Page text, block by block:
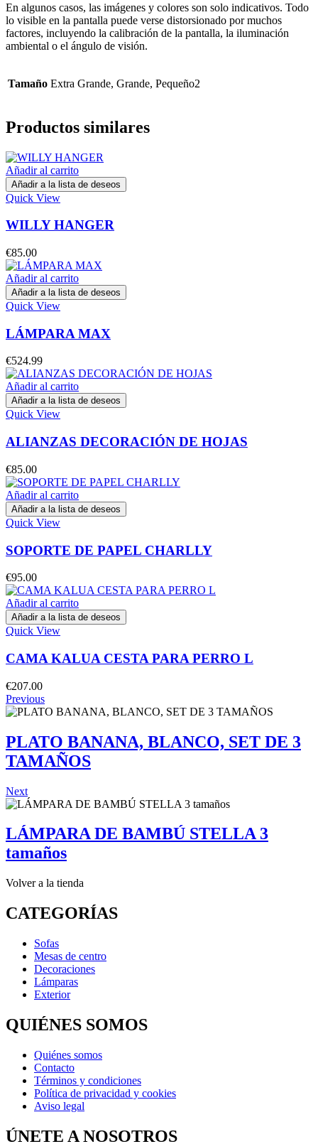
En algunos casos, las imágenes y colores son solo indicativos. Todo
lo visible en la pantalla puede verse distorsionado por muchos
factores, incluyendo la calibración de la pantalla, la iluminación
ambiental o el ángulo de visión.
Tamaño Extra Grande, Grande, Pequeño2
Productos similares
Añadir al carrito
Añadir a la lista de deseos
Quick View
WILLY HANGER
€85.00
Añadir al carrito
Añadir a la lista de deseos
Quick View
LÁMPARA MAX
€524.99
Añadir al carrito
Añadir a la lista de deseos
Quick View
ALIANZAS DECORACIÓN DE HOJAS
€85.00
Añadir al carrito
Añadir a la lista de deseos
Quick View
SOPORTE DE PAPEL CHARLLY
€95.00
Añadir al carrito
Añadir a la lista de deseos
Quick View
CAMA KALUA CESTA PARA PERRO L
€207.00
Previous
PLATO BANANA, BLANCO, SET DE 3
TAMAÑOS
Next
LÁMPARA DE BAMBÚ STELLA 3
tamaños
Volver a la tienda
CATEGORÍAS
Sofas
Mesas de centro
Decoraciones
Lámparas
Exterior
QUIÉNES SOMOS
Quiénes somos
Contacto
Términos y condiciones
Política de privacidad y cookies
Aviso legal
ÚNETE A NOSOTROS